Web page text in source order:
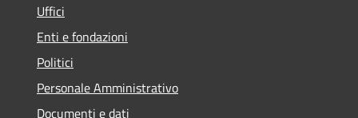
Uffici
Enti e fondazioni
Politici
Personale Amministrativo
Documenti e dati